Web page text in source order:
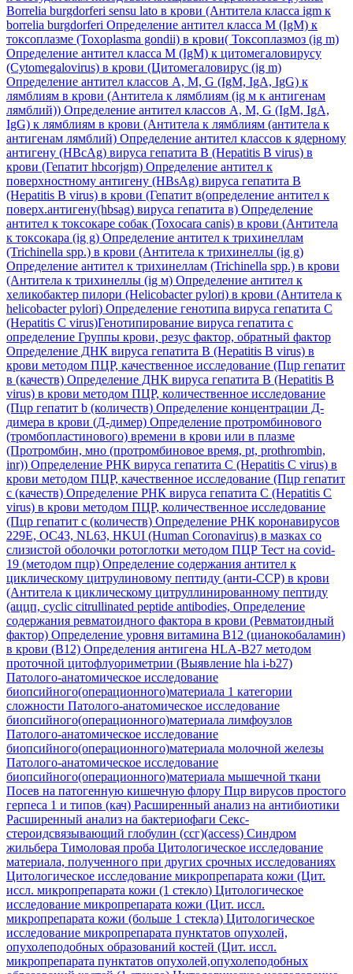
Borrelia burgdorferi sensu lato в крови (Антитела класса igm к
borrelia burgdorferi Определение антител класса M (IgM) к
токсоплазме (Toxoplasma gondii) в крови( Токсоплазмоз (ig m)
Определение антител класса M (IgM) к цитомегаловирусу
(Cytomegalovirus) в крови (Цитомегаловирус (ig m)
Определение антител классов A, M, G (IgM, IgA, IgG) к
лямблиям в крови (Антитела к лямблиям (ig м к антигенам
лямблий)) Определение антител классов A, M, G (IgM, IgA,
IgG) к лямблиям в крови (Антитела к лямблиям (антитела к
антигенам лямблий) Определение антител классов к ядерному
антигену (HBcAg) вируса гепатита B (Hepatitis B virus) в
крови (Гепатит hbcorjgm) Определение антител к
поверхностному антигену (HBsAg) вируса гепатита B
(Hepatitis B virus) в крови (Гепатит в(определение антител к
поверх.антигену(hbsag) вируса гепатита в) Определение
антител к токсокаре собак (Toxocara canis) в крови (Антитела
к токсокара (ig g) Определение антител к трихинеллам
(Trichinella spp.) в крови (Антитела к трихинеллы (ig g)
Определение антител к трихинеллам (Trichinella spp.) в крови
(Антитела к трихинеллы (ig м) Определение антител к
хеликобактер пилори (Helicobacter pylori) в крови (Антитела к
helicobacter pylori) Определение генотипа вируса гепатита C
(Hepatitis C virus)Генотипирование вируса гепатита с
определение Группы крови, резус фактор, обратный фактор
Определение ДНК вируса гепатита B (Hepatitis B virus) в
крови методом ПЦР, качественное исследование (Пцр гепатит
в (качеств) Определение ДНК вируса гепатита B (Hepatitis B
virus) в крови методом ПЦР, количественное исследование
(Пцр гепатит b (количеств) Определение концентрации Д-
димера в крови (Д-димер) Определение протромбинового
(тромбопластинового) времени в крови или в плазме
(Протромбин, мно (протромбиновое время, pt, prothrombin,
inr)) Определение РНК вируса гепатита C (Hepatitis C virus) в
крови методом ПЦР, качественное исследование (Пцр гепатит
с (качеств) Определение РНК вируса гепатита C (Hepatitis C
virus) в крови методом ПЦР, количественное исследование
(Пцр гепатит с (количеств) Определение РНК коронавирусов
229E, OC43, NL63, HKUI (Human Coronavirus) в мазках со
слизистой оболочки ротоглотки методом ПЦР Тест на covid-
19 (методом пцр) Определение содержания антител к
циклическому цитрулиновому пептиду (анти-ССР) в крови
(Антитела к циклическому цитруллинированному пептиду
(аццп, cyclic citrullinated peptide antibodies, Определение
содержания ревматоидного фактора в крови (Ревматоидный
фактор) Определение уровня витамина В12 (цианокобаламин)
в крови (В12) Определения антигена HLA-B27 методом
проточной цитофлуориметрии (Выявление hla i-b27)
Патолого-анатомическое исследование
биопсийного(операционного)материала 1 категории
сложности Патолого-анатомическое исследование
биопсийного(операционного)материала лимфоузлов
Патолого-анатомическое исследование
биопсийного(операционного)материала молочной железы
Патолого-анатомическое исследование
биопсийного(операционного)материала мышечной ткани
Посев на патогенную кишечную флору Пцр вирусов простого
герпеса 1 и типов (кач) Расширенный анализ на антибиотики
Расширенный анализ на бактериофаги Секс-
стероидсвязывающий глобулин (ссг)(access) Синдром
жильбера Тимоловая проба Цитологическое исследование
материала, полученного при других срочных исследованиях
Цитологическое исследование микропрепарата кожи (Цит.
иссл. микропрепарата кожи (1 стекло) Цитологическое
исследование микропрепарата кожи (Цит. иссл.
микропрепарата кожи (больше 1 стекла) Цитологическое
исследование микропрепарата пунктатов опухолей,
опухолеподобных образований костей (Цит. иссл.
микропрепарата пунктатов опухолей,опухолеподобных